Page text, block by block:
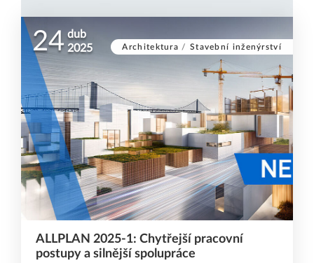
Architektura / Stavební inženýrství
24 dub
2025
ALLPLAN 2025-1: Chytřejší pracovní
postupy a silnější spolupráce